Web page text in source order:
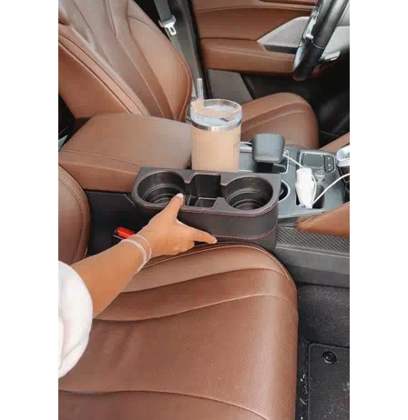
Veelgestelde vragen
Servicevoorwaarden
Betaalmogelijkheden
Bestelling herroepen
Ruilen en retourneren
Bestellingen & levering
Algemene voorwaarden
Wij steunen KWF, doe je mee?